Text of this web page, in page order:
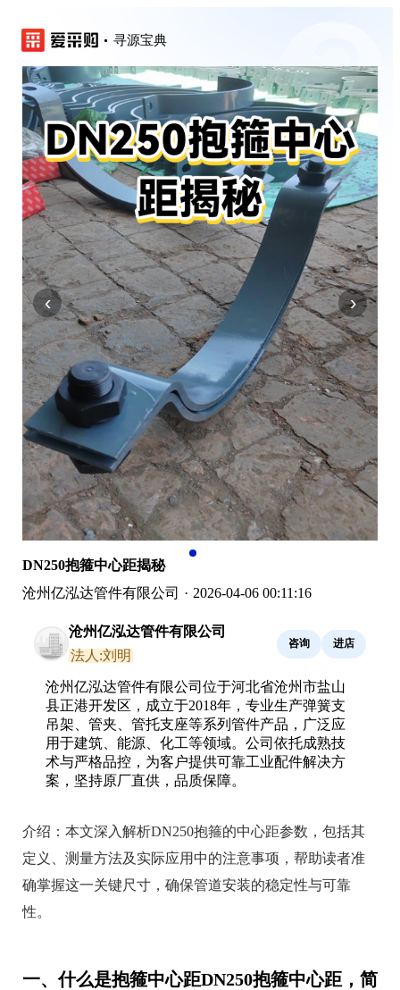
寻源宝典
‹ ›
DN250抱箍中心距揭秘
沧州亿泓达管件有限公司 · 2026-04-06 00:11:16
沧州亿泓达管件有限公司
法人:刘明
咨询 进店
沧州亿泓达管件有限公司位于河北省沧州市盐山
县正港开发区，成立于2018年，专业生产弹簧支
吊架、管夹、管托支座等系列管件产品，广泛应
用于建筑、能源、化工等领域。公司依托成熟技
术与严格品控，为客户提供可靠工业配件解决方
案，坚持原厂直供，品质保障。
介绍： 本文深入解析DN250抱箍的中心距参数，包括其
定义、测量方法及实际应用中的注意事项，帮助读者准
确掌握这一关键尺寸，确保管道安装的稳定性与可靠
性。
一、什么是抱箍中心距DN250抱箍中心距，简